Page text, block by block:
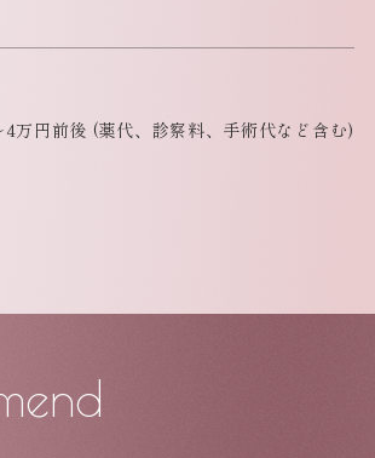
4万円前後 (薬代、診察料、手術代など含む)